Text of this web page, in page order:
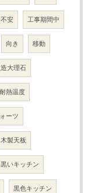
不安 工事期間中
向き 移動
造大理石
耐熱温度
ーツ
木製天板
黒いキッチン
黒色キッチン